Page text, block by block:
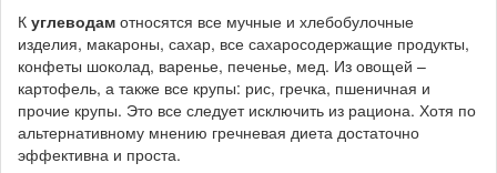
К углеводам относятся все мучные и хлебобулочные
изделия, макароны, сахар, все сахаросодержащие продукты,
конфеты шоколад, варенье, печенье, мед. Из овощей –
картофель, а также все крупы: рис, гречка, пшеничная и
прочие крупы. Это все следует исключить из рациона. Хотя по
альтернативному мнению гречневая диета достаточно
эффективна и проста.